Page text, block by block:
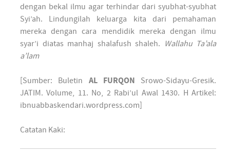
dengan bekal ilmu agar terhindar dari syubhat-syubhat
Syi’ah. Lindungilah keluarga kita dari pemahaman
mereka dengan cara mendidik mereka dengan ilmu
syar’i diatas manhaj shalafush shaleh.
Wallahu Ta’ala
a’lam
[Sumber: Buletin AL FURQON Srowo-Sidayu-Gresik.
JATIM. Volume, 11. No, 2 Rabi’ul Awal 1430. H Artikel:
ibnuabbaskendari.wordpress.com]
Catatan Kaki: